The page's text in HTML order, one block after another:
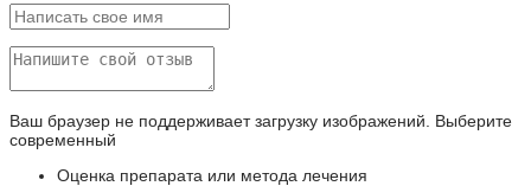
Ваш браузер не поддерживает загрузку изображений. Выберите
современный
Оценка препарата или метода лечения